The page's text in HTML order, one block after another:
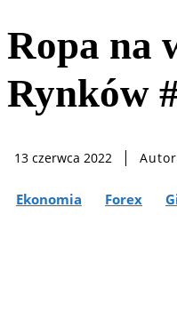
Ropa na
Rynków
13 czerwca 2022 Autor
Ekonomia Forex